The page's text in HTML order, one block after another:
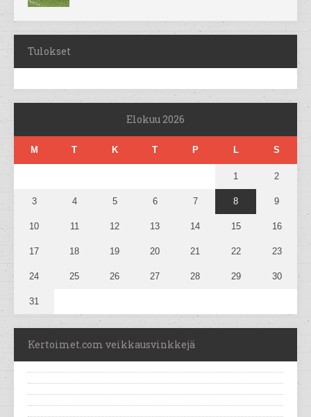
Tulokset
Elokuu 2026
M T K T P L S
1 2
3 4 5 6 7 8 9
10 11 12 13 14 15 16
17 18 19 20 21 22 23
24 25 26 27 28 29 30
31
Kertoimet.com veikkausvinkkejä